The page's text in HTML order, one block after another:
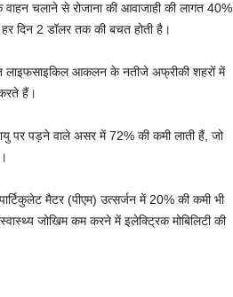
चलाने से रोजाना की आवाजाही की लागत 40%
दिन 2 डॉलर तक की बचत होती है।
लाइफसाइकिल आकलन के नतीजे अफ्रीकी शहरों में
हैं।
पर पड़ने वाले असर में 72% की कमी लाती हैं, जो
मैटर (पीएम) उत्सर्जन में 20% की कमी भी
जोखिम कम करने में इलेक्ट्रिक मोबिलिटी की